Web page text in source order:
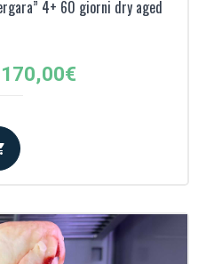
4+ 60 giorni dry aged
170,00€
Fascia